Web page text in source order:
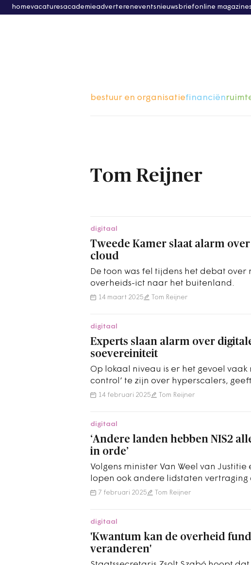
homevacaturesacademieadvertereneventsnieuwsbriefonline magazine
bestuur en organisatiefinanciën
Tom Reijner
digitaal
Tweede Kamer slaat alarm
cloud
De toon was fel tijdens het debat over
overheids-ict naar het buitenland.
14 maart 2025 Tom Reijner
digitaal
Experts slaan alarm over
soevereiniteit
Op lokaal niveau is er het gevoel vaak
control’ te zijn over hyperscalers,
commissielid Walter van Dijk aan.
14 februari 2025 Tom Reijner
digitaal
‘Andere landen hebben NIS2
in orde’
Volgens minister Van Weel van Justitie
lopen ook andere lidstaten vertraging
implementatie van de NIS2-richtlijn.
7 februari 2025 Tom Reijner
digitaal
'Kwantum kan de overheid
veranderen'